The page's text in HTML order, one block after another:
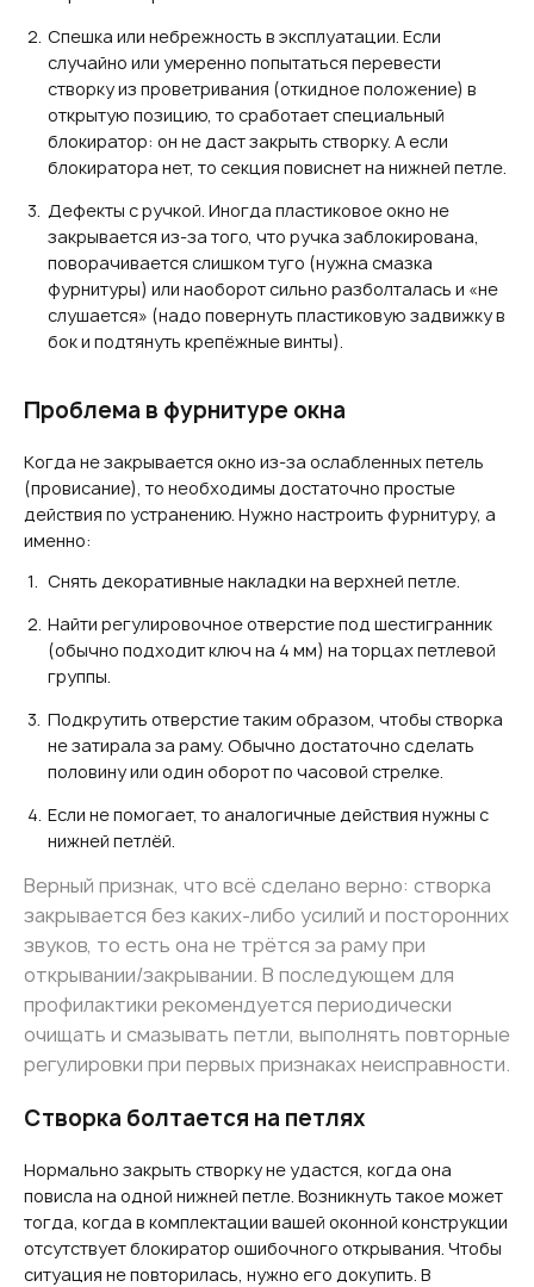
Спешка или небрежность в эксплуатации. Если
случайно или умеренно попытаться перевести
створку из проветривания (откидное положение) в
открытую позицию, то сработает специальный
блокиратор: он не даст закрыть створку. А если
блокиратора нет, то секция повиснет на нижней петле.
Дефекты с ручкой. Иногда пластиковое окно не
закрывается из-за того, что ручка заблокирована,
поворачивается слишком туго (нужна смазка
фурнитуры) или наоборот сильно разболталась и «не
слушается» (надо повернуть пластиковую задвижку в
бок и подтянуть крепёжные винты).
Проблема в фурнитуре окна
Когда не закрывается окно из-за ослабленных петель
(провисание), то необходимы достаточно простые
действия по устранению. Нужно настроить фурнитуру, а
именно:
Снять декоративные накладки на верхней петле.
Найти регулировочное отверстие под шестигранник
(обычно подходит ключ на 4 мм) на торцах петлевой
группы.
Подкрутить отверстие таким образом, чтобы створка
не затирала за раму. Обычно достаточно сделать
половину или один оборот по часовой стрелке.
Если не помогает, то аналогичные действия нужны с
нижней петлёй.
Верный признак, что всё сделано верно: створка
закрывается без каких-либо усилий и посторонних
звуков, то есть она не трётся за раму при
открывании/закрывании. В последующем для
профилактики рекомендуется периодически
очищать и смазывать петли, выполнять повторные
регулировки при первых признаках неисправности.
Створка болтается на петлях
Нормально закрыть створку не удастся, когда она
повисла на одной нижней петле. Возникнуть такое может
тогда, когда в комплектации вашей оконной конструкции
отсутствует блокиратор ошибочного открывания. Чтобы
ситуация не повторилась, нужно его докупить. В